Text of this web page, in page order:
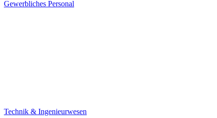
Gewerbliches Personal
Technik & Ingenieurwesen